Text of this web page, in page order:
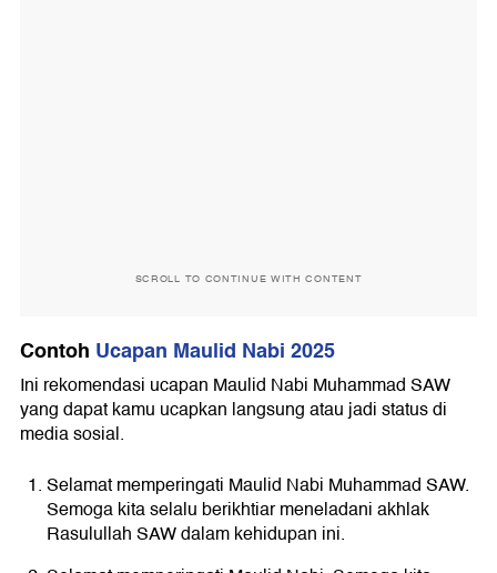
SCROLL TO CONTINUE WITH CONTENT
Contoh Ucapan Maulid Nabi 2025
Ini rekomendasi ucapan Maulid Nabi Muhammad SAW
yang dapat kamu ucapkan langsung atau jadi status di
media sosial.
Selamat memperingati Maulid Nabi Muhammad SAW.
Semoga kita selalu berikhtiar meneladani akhlak
Rasulullah SAW dalam kehidupan ini.